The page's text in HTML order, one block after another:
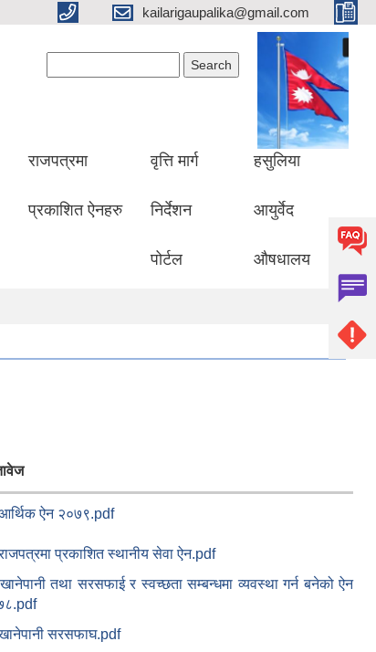
kailarigaupalika@gmail.com
राजपत्रमा
प्रकाशित ऐनहरु
वृत्ति मार्ग
निर्देशन
पोर्टल
हसुलिया
आयुर्वेद
औषधालय
ऐन २०७९.pdf
प्रकाशित स्थानीय सेवा ऐन.pdf
खानेपानी तथा सरसफाई र स्वच्छता सम्बन्धमा व्यवस्था गर्न बनेको ऐन
सरसफाघ.pdf